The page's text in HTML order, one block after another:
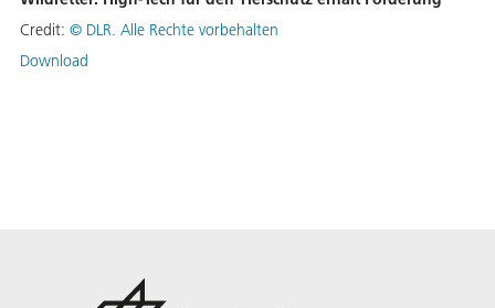
Credit: © DLR. Alle Rechte vorbehalten
Download